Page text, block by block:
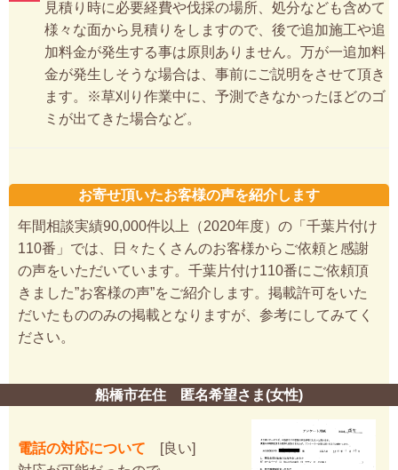
見積り時に必要経費や伐採の場所、処分なども含めて
様々な面から見積りをしますので、後で追加施工や追
加料金が発生する事は原則ありません。万が一追加料
金が発生しそうな場合は、事前にご説明をさせて頂き
ます。※草刈り作業中に、予測できなかったほどのゴ
ミが出てきた場合など。
お寄せ頂いたお客様の声を紹介します
年間相談実績90,000件以上（2020年度）の「千葉片付け
110番」では、日々たくさんのお客様からご依頼と感謝
の声をいただいています。千葉片付け110番にご依頼頂
きました”お客様の声”をご紹介します。掲載許可をいた
だいたもののみの掲載となりますが、参考にしてみてく
ださい。
船橋市在住 匿名希望さま(女性)
電話の対応について [良い]